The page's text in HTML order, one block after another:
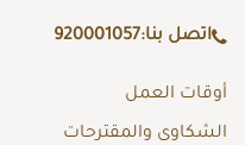
اتصل بنا:920001057
أوقات العمل
الشكاوى والمقترحات